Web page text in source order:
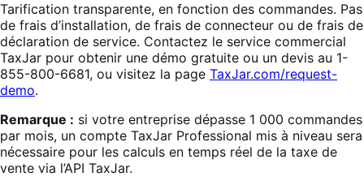
Tarification transparente, en fonction des commandes. Pas
de frais d’installation, de frais de connecteur ou de frais de
déclaration de service. Contactez le service commercial
TaxJar pour obtenir une démo gratuite ou un devis au 1-
855-800-6681, ou visitez la page TaxJar.com/request-
demo.
Remarque : si votre entreprise dépasse 1 000 commandes
par mois, un compte TaxJar Professional mis à niveau sera
nécessaire pour les calculs en temps réel de la taxe de
vente via l’API TaxJar.